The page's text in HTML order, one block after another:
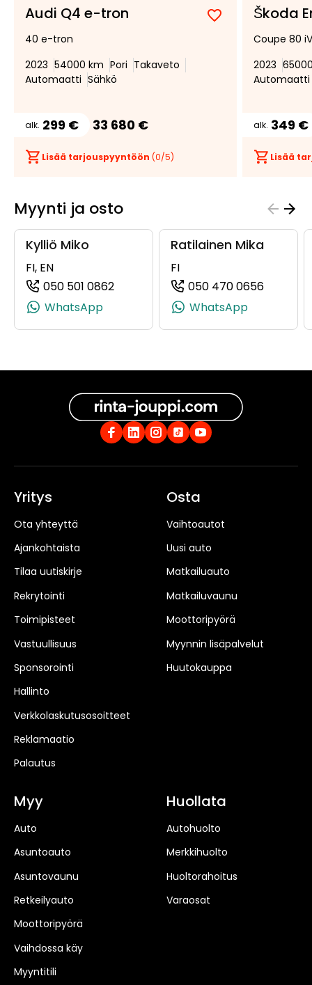
Audi Q4 e-tron
Lisää
suosikiksi
Poista
suosikeista
40 e-tron
2023 54000 km Pori Takaveto
Automaatti Sähkö
alk. 299 € 33 680 €
Lisää tarjouspyyntöön (0/5)
Škoda
Coupe 80 iV
2023
Automaatti
alk. 349 €
Lisää
Myynti ja osto
Kylliö Miko
FI, EN
050 501 0862
(+358505010862, 0505010862,
WhatsApp
Ratilainen Mika
FI
050 470 0656
WhatsApp
Yritys
Ota yhteyttä
Ajankohtaista
Tilaa uutiskirje
Rekrytointi
Toimipisteet
Vastuullisuus
Sponsorointi
Hallinto
Verkkolaskutusosoitteet
Reklamaatio
Palautus
Osta
Vaihtoautot
Uusi auto
Matkailuauto
Matkailuvaunu
Moottoripyörä
Myynnin lisäpalvelut
Huutokauppa
Myy
Auto
Asuntoauto
Asuntovaunu
Retkeilyauto
Moottoripyörä
Vaihdossa käy
Myyntitili
Huollata
Autohuolto
Merkkihuolto
Huoltorahoitus
Varaosat